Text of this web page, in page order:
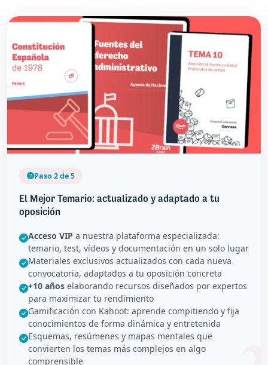
Paso 2 de 5
El Mejor Temario: actualizado y adaptado a tu
oposición
Acceso VIP a nuestra plataforma especializada:
temario, test, vídeos y documentación en un solo lugar
Materiales exclusivos actualizados con cada nueva
convocatoria, adaptados a tu oposición concreta
+10 años elaborando recursos diseñados por expertos
para maximizar tu rendimiento
Gamificación con Kahoot: aprende compitiendo y fija
conocimientos de forma dinámica y entretenida
Esquemas, resúmenes y mapas mentales que
convierten los temas más complejos en algo
comprensible